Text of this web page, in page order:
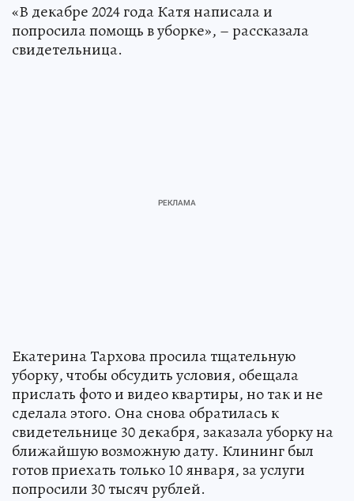
«В декабре 2024 года Катя написала и
попросила помощь в уборке», – рассказала
свидетельница.
Екатерина Тархова просила тщательную
уборку, чтобы обсудить условия, обещала
прислать фото и видео квартиры, но так и не
сделала этого. Она снова обратилась к
свидетельнице 30 декабря, заказала уборку на
ближайшую возможную дату. Клининг был
готов приехать только 10 января, за услуги
попросили 30 тысяч рублей.